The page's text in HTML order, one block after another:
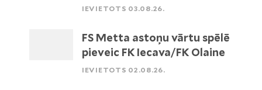
IEVIETOTS 03.08.26.
FS Metta astoņu vārtu spēlē
pieveic FK Iecava/FK Olaine
IEVIETOTS 02.08.26.